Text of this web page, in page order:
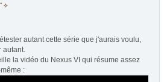
ﾟ✧
autant cette série que j'aurais voulu,
autant.
la vidéo du Nexus VI qui résume assez
: